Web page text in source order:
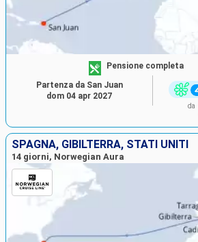
Pensione completa
da
Partenza da San Juan
dom 04 apr 2027
SPAGNA, GIBILTERRA, STATI UNITI
14 giorni, Norwegian Aura